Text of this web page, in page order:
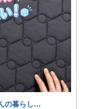
まりんの暮らしと体整え癒しROOM🌈